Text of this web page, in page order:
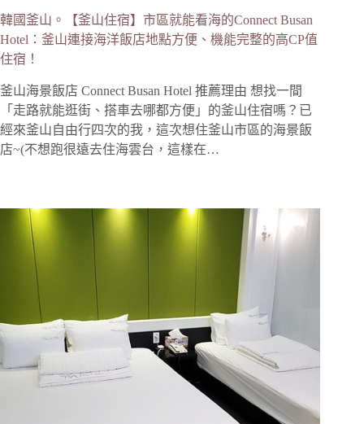
韓國釜山。【釜山住宿】市區就能看海的Connect Busan
Hotel：釜山連接海洋飯店地點方便、機能完整的高CP值
住宿！
釜山海景飯店 Connect Busan Hotel 推薦理由 想找一間
「走路就能逛街、搭車去哪都方便」的釜山住宿嗎？已
經來釜山自由行四次的我，這次想住釜山市區的海景飯
店~(不想跑很遠去住海雲台，這樣在…